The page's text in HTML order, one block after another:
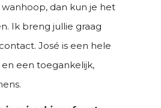
dan kun je het
Ik breng jullie graag
José is een hele
een toegankelijk,